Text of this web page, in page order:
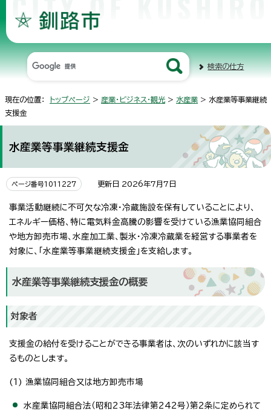
検索の仕方
現在の位置： トップページ > 産業・ビジネス・観光 > 水産業 > 水産業等事業継続
支援金
水産業等事業継続支援金
ページ番号1011227 更新日 2026年7月7日
事業活動継続に不可欠な冷凍・冷蔵施設を保有していることにより、
エネルギー価格、特に電気料金高騰の影響を受けている漁業協同組合
や地方卸売市場、水産加工業、製氷・冷凍冷蔵業を経営する事業者を
対象に、「水産業等事業継続支援金」を支給します。
水産業等事業継続支援金の概要
対象者
支援金の給付を受けることができる事業者は、次のいずれかに該当す
るものとします。
(1) 漁業協同組合又は地方卸売市場
水産業協同組合法（昭和23年法律第242号）第2条に定められて